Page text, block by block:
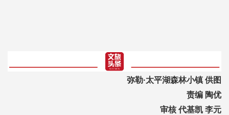
弥勒·太平湖森林小镇 供图
责编 陶优
审核 代基凯 李元